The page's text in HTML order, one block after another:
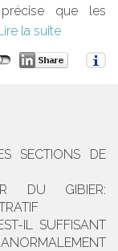
que les
la suite
SECTIONS DE
DU GIBIER:
IL SUFFISANT